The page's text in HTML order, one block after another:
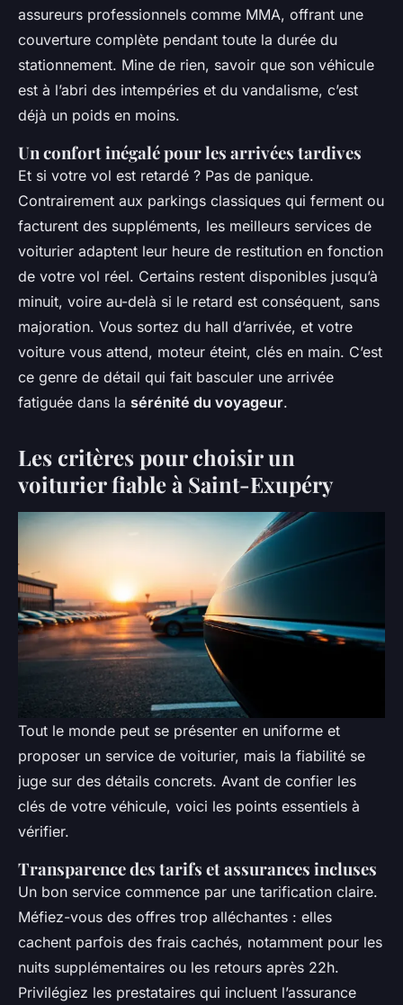
assureurs professionnels comme MMA, offrant une
couverture complète pendant toute la durée du
stationnement. Mine de rien, savoir que son véhicule
est à l’abri des intempéries et du vandalisme, c’est
déjà un poids en moins.
Un confort inégalé pour les arrivées tardives
Et si votre vol est retardé ? Pas de panique.
Contrairement aux parkings classiques qui ferment ou
facturent des suppléments, les meilleurs services de
voiturier adaptent leur heure de restitution en fonction
de votre vol réel. Certains restent disponibles jusqu’à
minuit, voire au-delà si le retard est conséquent, sans
majoration. Vous sortez du hall d’arrivée, et votre
voiture vous attend, moteur éteint, clés en main. C’est
ce genre de détail qui fait basculer une arrivée
fatiguée dans la sérénité du voyageur.
Les critères pour choisir un
voiturier fiable à Saint-Exupéry
Tout le monde peut se présenter en uniforme et
proposer un service de voiturier, mais la fiabilité se
juge sur des détails concrets. Avant de confier les
clés de votre véhicule, voici les points essentiels à
vérifier.
Transparence des tarifs et assurances incluses
Un bon service commence par une tarification claire.
Méfiez-vous des offres trop alléchantes : elles
cachent parfois des frais cachés, notamment pour les
nuits supplémentaires ou les retours après 22h.
Privilégiez les prestataires qui incluent l’assurance